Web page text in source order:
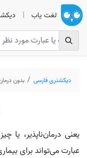
لغت یاب |
دیکشنری فارسی بدون
یعنی درمان‌ناپذیر،
عبارت می‌تواند برای